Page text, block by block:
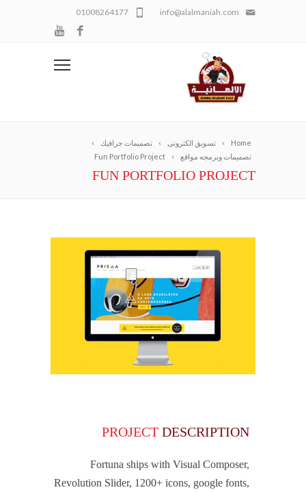
info@alalmaniah.com
01008264177
Home تسويق الكترونى
تصميمات جرافيك
تصميمات وبرمجه مواقع
Fun Portfolio Project
FUN PORTFOLIO PROJECT
PROJECT DESCRIPTION
Fortuna ships with Visual Composer,
Revolution Slider, 1200+ icons, google fonts,